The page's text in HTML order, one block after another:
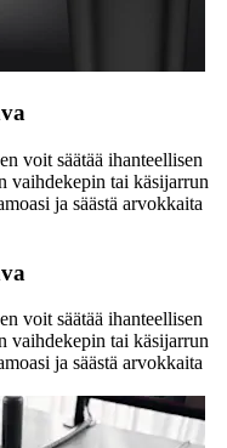
voit säätää ihanteellisen
vaihdekepin tai käsijarrun
ja säästä arvokkaita
voit säätää ihanteellisen
vaihdekepin tai käsijarrun
ja säästä arvokkaita